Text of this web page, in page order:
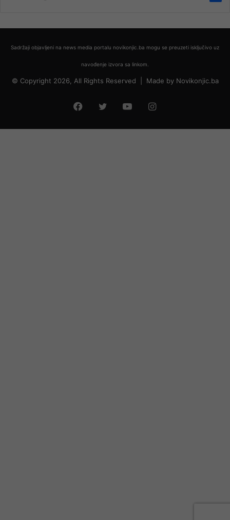
Sadržaji objavljeni na news media portalu novikonjic.ba mogu se preuzeti isključivo uz
navođenje izvora sa linkom.
© Copyright 2026, All Rights Reserved | Made by Novikonjic.ba
Facebook
TwitterYouTubeInstagram